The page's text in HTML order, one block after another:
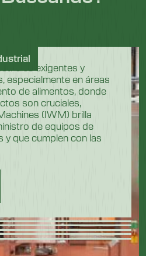
exigentes y
especialmente en áreas
de alimentos, donde
son cruciales,
(IWM) brilla
de equipos de
y que cumplen con las